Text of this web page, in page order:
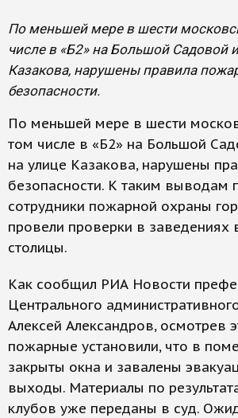
По меньшей мере в шести
числе в «Б2» на Большой Садовой
Казакова, нарушены правила
безопасности.
По меньшей мере в шести
том числе в «Б2» на Большой
на улице Казакова, нарушены
безопасности. К таким выводам
сотрудники пожарной охраны
провели проверки в заведениях
столицы.
Как сообщил РИА Новости
Центрального
Алексей Александров, осмотрев
пожарные установили, что в
закрыты окна и завалены
выходы. Материалы по
клубов уже переданы в суд.